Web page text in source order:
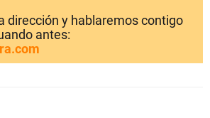
dirección y hablaremos contigo
antes: